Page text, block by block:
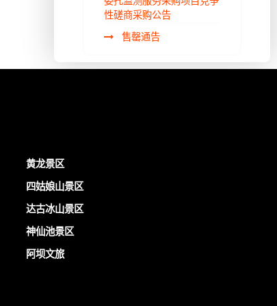
性磋商采购公告
售罄通告
黄龙景区
四姑娘山景区
达古冰山景区
神仙池景区
阿坝文旅